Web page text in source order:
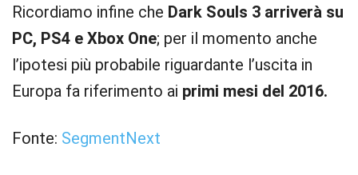
Ricordiamo infine che Dark Souls 3 arriverà su
PC, PS4 e Xbox One; per il momento anche
l’ipotesi più probabile riguardante l’uscita in
Europa fa riferimento ai primi mesi del 2016.
Fonte: SegmentNext